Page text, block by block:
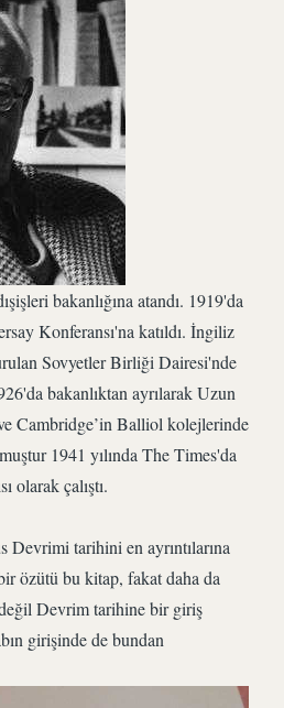
bakanlığına atandı. 1919'da
Konferansı'na katıldı. İngiliz
Sovyetler Birliği Dairesi'nde
bakanlıktan ayrılarak Uzun
Cambridge’in Balliol kolejlerinde
1941 yılında The Times'da
olarak çalıştı.
Devrimi tarihini en ayrıntılarına
özütü bu kitap, fakat daha da
değil Devrim tarihine bir giriş
girişinde de bundan